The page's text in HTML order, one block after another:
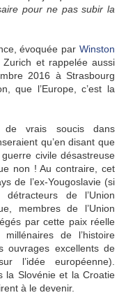
pour ne pas subir la
évoquée par Winston
et rappelée aussi
2016 à Strasbourg
que l’Europe, c’est la
de vrais soucis dans
qu’en disant que
civile désastreuse
non ! Au contraire, cet
de l’ex-Yougoslavie (si
de l’Union
membres de l’Union
par cette paix réelle
de l’histoire
ouvrages excellents de
l’idée européenne).
la Slovénie et la Croatie
à le devenir.